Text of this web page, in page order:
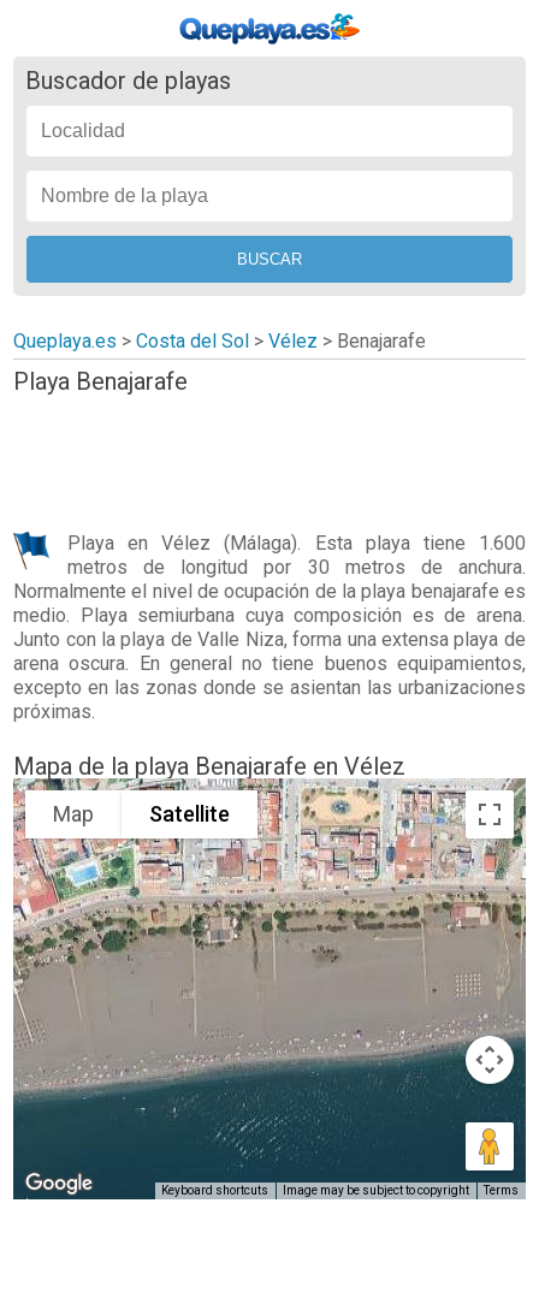
Buscador de playas
Queplaya.es >Costa del Sol >Vélez > Benajarafe
Playa Benajarafe
Playa enVélez (Málaga). Esta playa tiene 1.600
metros de longitud por 30 metros de anchura.
Normalmente el nivel de ocupación de la playa benajarafe es
medio. Playa semiurbana cuya composición es de arena.
Junto con la playa de Valle Niza, forma una extensa playa de
arena oscura. En general no tiene buenos equipamientos,
excepto en las zonas donde se asientan las urbanizaciones
próximas.
Mapa de la playa Benajarafe en Vélez
Map Satellite
Keyboard shortcuts Image may be subject to copyright Terms